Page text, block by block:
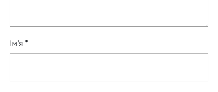
Ім'я *